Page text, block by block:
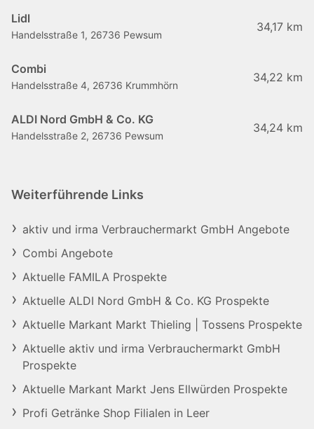
Lidl
Handelsstraße 1, 26736 Pewsum
34,17 km
Combi
Handelsstraße 4, 26736 Krummhörn
34,22 km
ALDI Nord GmbH & Co. KG
Handelsstraße 2, 26736 Pewsum
34,24 km
Weiterführende Links
aktiv und irma Verbrauchermarkt GmbH Angebote
Combi Angebote
Aktuelle FAMILA Prospekte
Aktuelle ALDI Nord GmbH & Co. KG Prospekte
Aktuelle Markant Markt Thieling | Tossens Prospekte
Aktuelle aktiv und irma Verbrauchermarkt GmbH
Prospekte
Aktuelle Markant Markt Jens Ellwürden Prospekte
Profi Getränke Shop Filialen in Leer